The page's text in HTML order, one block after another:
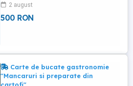
2 august
500 RON
Carte de bucate gastronomie
"Mancaruri si preparate din